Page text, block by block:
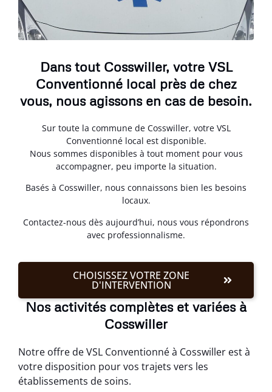
Dans tout Cosswiller, votre VSL
Conventionné local près de chez
vous, nous agissons en cas de besoin.
Sur toute la commune de Cosswiller, votre VSL
Conventionné local est disponible.
Nous sommes disponibles à tout moment pour vous
accompagner, peu importe la situation.
Basés à Cosswiller, nous connaissons bien les besoins
locaux.
Contactez-nous dès aujourd’hui, nous vous répondrons
avec professionnalisme.
CHOISISSEZ VOTRE ZONE
D'INTERVENTION
Nos activités complètes et variées à
Cosswiller
Notre offre de VSL Conventionné à Cosswiller est à
votre disposition pour vos trajets vers les
établissements de soins.